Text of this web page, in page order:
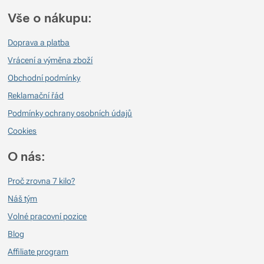
Pěkná podprsenka
Pohodlná podprsenka z příjemného materiálu, která dobře pojme i větší
prsa. Opravdu odolává pachu i potu. S podprsenkou jsem byla
trochu vytahal a podprsenka už tak dobře nedržela prsa.
Vše o nákupu:
Doprava a platba
Vrácení a výměna zboží
Obchodní podmínky
Reklamační řád
Podmínky ochrany osobních údajů
Cookies
O nás:
Proč zrovna 7 kilo?
Náš tým
Volné pracovní pozice
Blog
Affiliate program